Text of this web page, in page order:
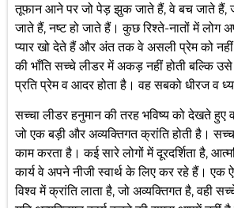
तूफान आने पर जो पेड़ झुक जाते हैं, वे बच जाते हैं,
जाते हैं, नष्ट हो जाते हैं। कुछ रिश्ते-नातों में
प्यार खो देते हैं और अंत तक वे असली प्रेम को
की भाँति सच्चे लीडर में अकड़ नहीं होती बल्कि
प्रति प्रेम व आदर होता है। वह सबको धीरज व
सच्चा लीडर हनुमान की तरह भविष्य को देखते हुए
जो एक बड़ी और अव्यक्तिगत क्रांति होती है।
काम करता है। कई सारे लोगों में दूरदर्शिता है,
कार्य वे अपने नीजी स्वार्थ के लिए कर रहे हैं। एक
विश्व में क्रांति लाता है, जो अव्यक्तिगत है, वही